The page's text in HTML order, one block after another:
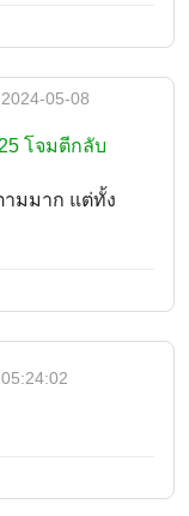
2024-05-08
โจมตีกลับ
ามมาก แต่ทั้ง